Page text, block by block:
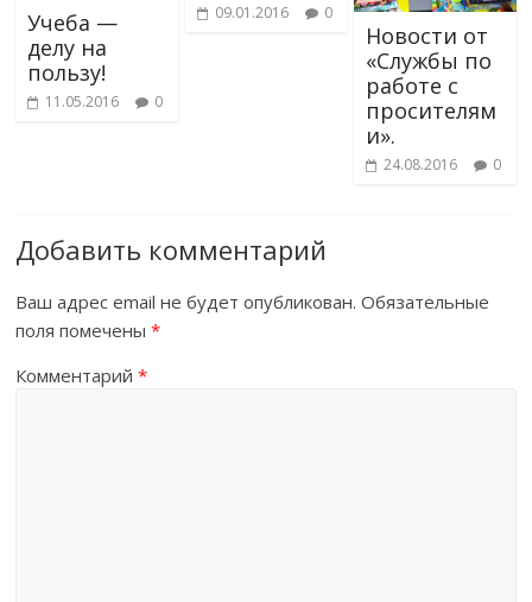
Учеба —
делу на
пользу!
11.05.2016 0
09.01.2016 0
Новости от
«Службы по
работе с
просителям
и».
24.08.2016 0
Добавить комментарий
Ваш адрес email не будет опубликован. Обязательные
поля помечены*
Комментарий*